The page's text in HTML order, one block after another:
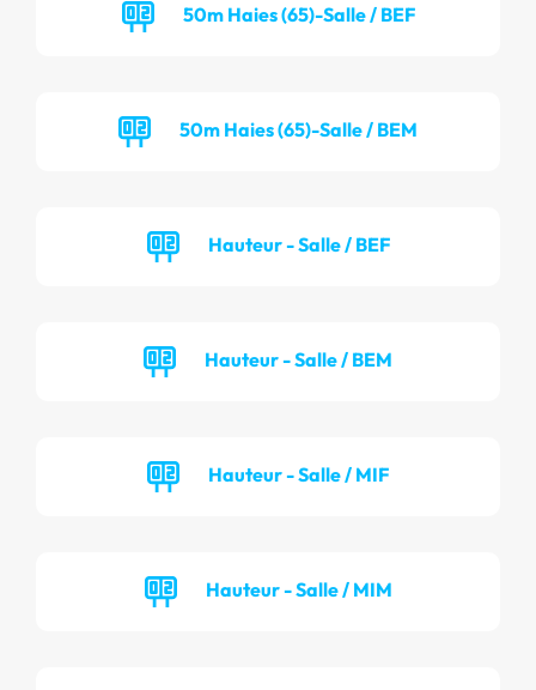
50m Haies (65)-Salle / BEF
50m Haies (65)-Salle / BEM
Hauteur - Salle / BEF
Hauteur - Salle / BEM
Hauteur - Salle / MIF
Hauteur - Salle / MIM